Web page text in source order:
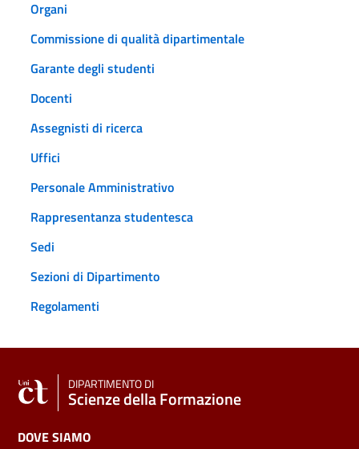
Organi
Commissione di qualità dipartimentale
Garante degli studenti
Docenti
Assegnisti di ricerca
Uffici
Personale Amministrativo
Rappresentanza studentesca
Sedi
Sezioni di Dipartimento
Regolamenti
DIPARTIMENTO DI
Scienze della Formazione
DOVE SIAMO